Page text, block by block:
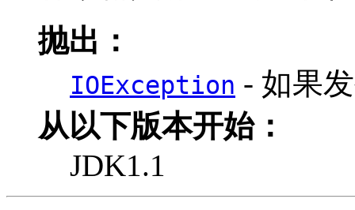
抛出：
IOException - 如果
从以下版本开始：
JDK1.1